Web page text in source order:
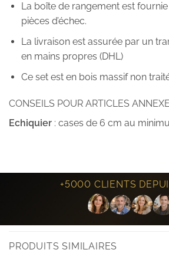
La boîte de rangement est
pièces d’échec.
La livraison est assurée par un
en mains propres (DHL)
Ce set est en bois massif non
CONSEILS POUR ARTICLES
Echiquier : cases de 6 cm au
+5000 CLIENTS
PRODUITS SIMILAIRES